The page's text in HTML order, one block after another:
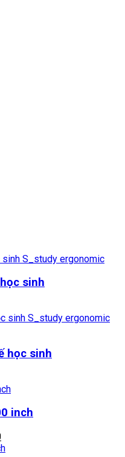
sinh
học sinh
inch
Giá
hiện